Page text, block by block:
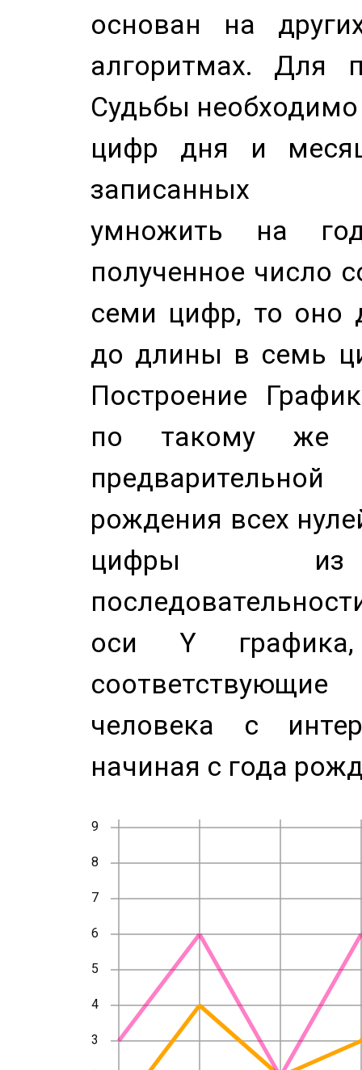
основан на
алгоритмах. Для
Судьбы
цифр дня и
записанных
умножить на
полученное число
семи цифр, то оно
до длины в семь
Построение
по такому же
рождения всех
цифры из
оси Y
человека с
начиная с года